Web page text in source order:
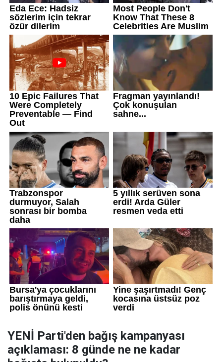
YENİ Parti'den bağış kampanyası
açıklaması: 8 günde ne ne kadar